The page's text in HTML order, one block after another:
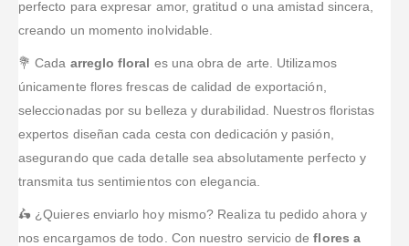
perfecto para expresar amor, gratitud o una amistad sincera,
creando un momento inolvidable.
💐 Cada arreglo floral es una obra de arte. Utilizamos
únicamente flores frescas de calidad de exportación,
seleccionadas por su belleza y durabilidad. Nuestros floristas
expertos diseñan cada cesta con dedicación y pasión,
asegurando que cada detalle sea absolutamente perfecto y
transmita tus sentimientos con elegancia.
🛵 ¿Quieres enviarlo hoy mismo? Realiza tu pedido ahora y
nos encargamos de todo. Con nuestro servicio deflores a